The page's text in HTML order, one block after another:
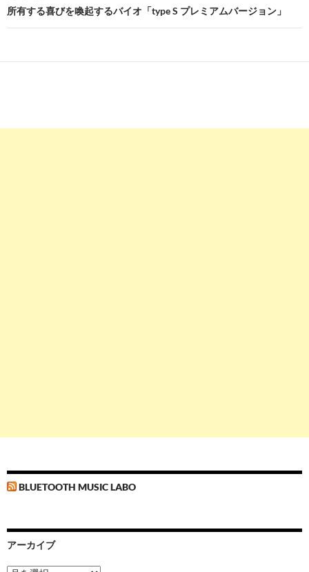
ビ
ゲ
ー
ン
所有する喜びを喚起するバイオ「type S プレミアムバージョン」
BLUETOOTH MUSIC LABO
アーカイブ